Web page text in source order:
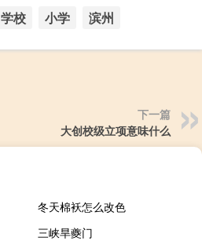
学校 小学 滨州
下一篇
大创校级立项意味什么
冬天棉袄怎么改色
三峡旱夔门